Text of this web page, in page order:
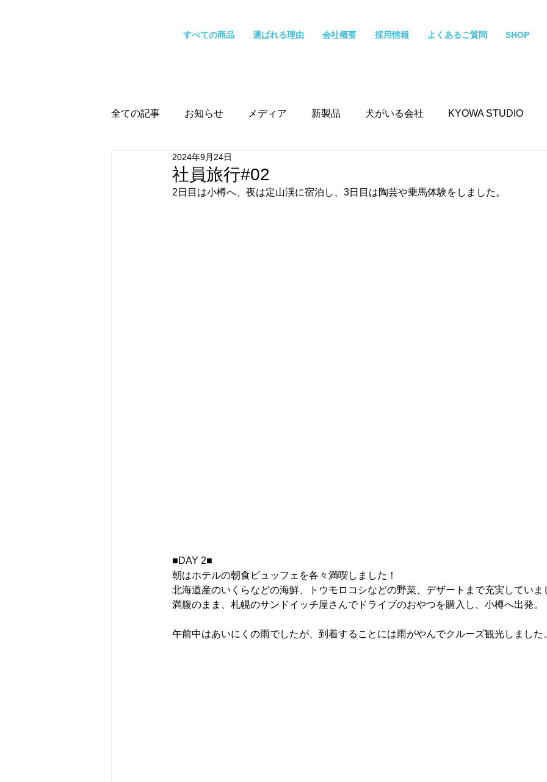
すべての商品 選ばれる理由 会社概要 採用情報 よくあるご質問 SHOP
全ての記事 お知らせ メディア 新製品 犬がいる会社 KYOWA STUDIO
社員旅行#02
2024年9月24日
2日目は小樽へ、夜は定山渓に宿泊し、3日目は陶芸や乗馬体験をしました。
■DAY 2■
朝はホテルの朝食ビュッフェを各々満喫しました！
北海道産のいくらなどの海鮮、トウモロコシなどの野菜、デザートまで充実していま
満腹のまま、札幌のサンドイッチ屋さんでドライブのおやつを購入し、小樽へ出発。
午前中はあいにくの雨でしたが、到着することには雨がやんでクルーズ観光しました